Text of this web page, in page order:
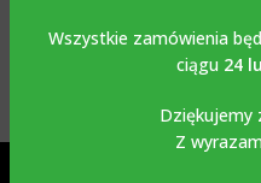
Wszystkie zamówienia
ciągu 24
Dziękujemy
Z
Ceglarska 27, 30-362